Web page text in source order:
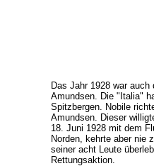
Das Jahr 1928 war
Amundsen. Die "Italia"
Spitzbergen. Nobile
Amundsen. Dieser
18. Juni 1928 mit dem
Norden, kehrte aber nie
seiner acht Leute
Rettungsaktion.